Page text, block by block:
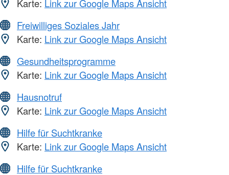
Karte: Link zur Google Maps Ansicht
Freiwilliges Soziales Jahr
Karte: Link zur Google Maps Ansicht
Gesundheitsprogramme
Karte: Link zur Google Maps Ansicht
Hausnotruf
Karte: Link zur Google Maps Ansicht
Hilfe für Suchtkranke
Karte: Link zur Google Maps Ansicht
Hilfe für Suchtkranke